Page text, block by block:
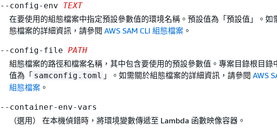
--config-env TEXT
在要使用的組態檔案中指定預設參數值的環境名稱。預設值為「預設值」。如
態檔案的詳細資訊，請參閱 AWS SAM CLI 組態檔案。
--config-file PATH
組態檔案的路徑和檔案名稱，其中包含要使用的預設參數值。專案目錄根目錄
值為「 samconfig.toml 」。如需關於組態檔案的詳細資訊，請參閱 AWS
組態檔案。
--container-env-vars
（選用） 在本機偵錯時，將環境變數傳遞至 Lambda 函數映像容器。